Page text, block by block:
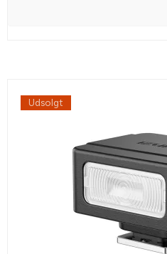
Udsolgt